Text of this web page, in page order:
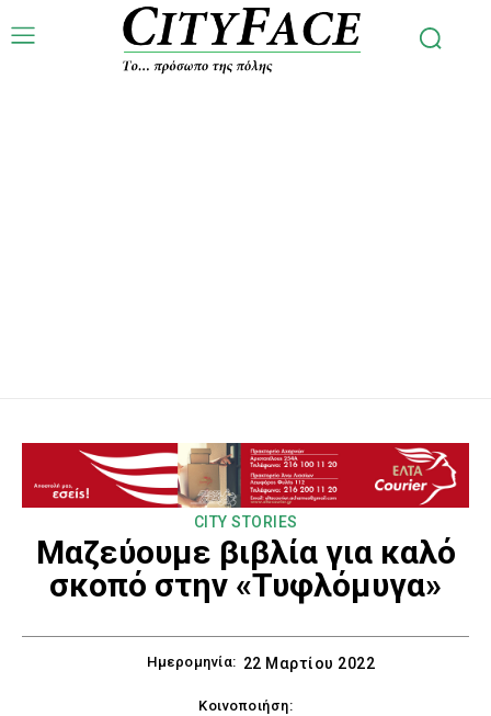
CITY STORIES
Μαζεύουμε βιβλία για καλό
σκοπό στην «Τυφλόμυγα»
Ημερομηνία: 22 Μαρτίου 2022
Κοινοποιήση: